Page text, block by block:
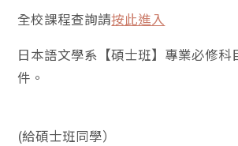
全校課程查詢請按此進入
日本語文學系【碩士班】專業必修科
件。
(給碩士班同學）